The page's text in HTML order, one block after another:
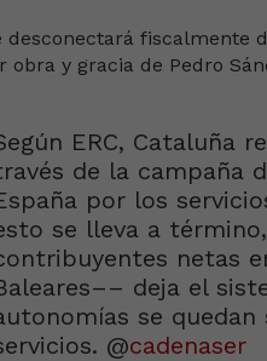
ERC, Cataluña
de la campaña
por los
se lleva a
netas
deja el
se
@cadenaser